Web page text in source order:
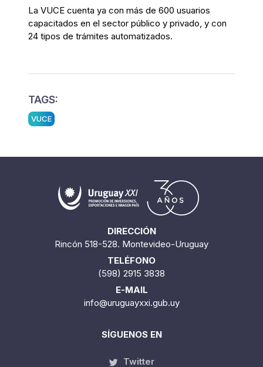
La VUCE cuenta ya con más de 600 usuarios
capacitados en el sector público y privado, y con
24 tipos de trámites automatizados.
TAGS:
VUCE
DIRECCIÓN
Rincón 518-528. Montevideo-Uruguay
TELÉFONO
(598) 2915 3838
E-MAIL
info@uruguayxxi.gub.uy
SÍGUENOS EN
Twitter